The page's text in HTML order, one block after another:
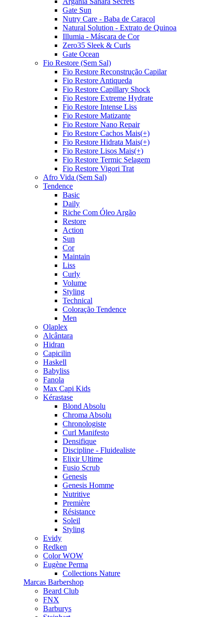
Gate Sun
Nutry Care - Baba de Caracol
Natural Solution - Extrato de Quinoa
Illumia - Máscara de Cor
Zero35 Sleek & Curls
Gate Ocean
Fio Restore (Sem Sal)
Fio Restore Reconstrução Capilar
Fio Restore Antiqueda
Fio Restore Capillary Shock
Fio Restore Extreme Hydrate
Fio Restore Intense Liss
Fio Restore Matizante
Fio Restore Nano Repair
Fio Restore Cachos Mais(+)
Fio Restore Hidrata Mais(+)
Fio Restore Lisos Mais(+)
Fio Restore Termic Selagem
Fio Restore Vigori Trat
Afro Vida (Sem Sal)
Tendence
Basic
Daily
Riche Com Óleo Argão
Restore
Action
Sun
Cor
Maintain
Liss
Curly
Volume
Styling
Technical
Coloração Tendence
Men
Olaplex
Alcântara
Hidran
Capicilin
Haskell
Babyliss
Fanola
Max Capi Kids
Kérastase
Blond Absolu
Chroma Absolu
Chronologiste
Curl Manifesto
Densifique
Discipline - Fluidealiste
Elixir Ultime
Fusio Scrub
Genesis
Genesis Homme
Nutritive
Première
Résistance
Soleil
Styling
Evidy
Redken
Color WOW
Eugène Perma
Collections Nature
Marcas Barbershop
Beard Club
FNX
Barburys